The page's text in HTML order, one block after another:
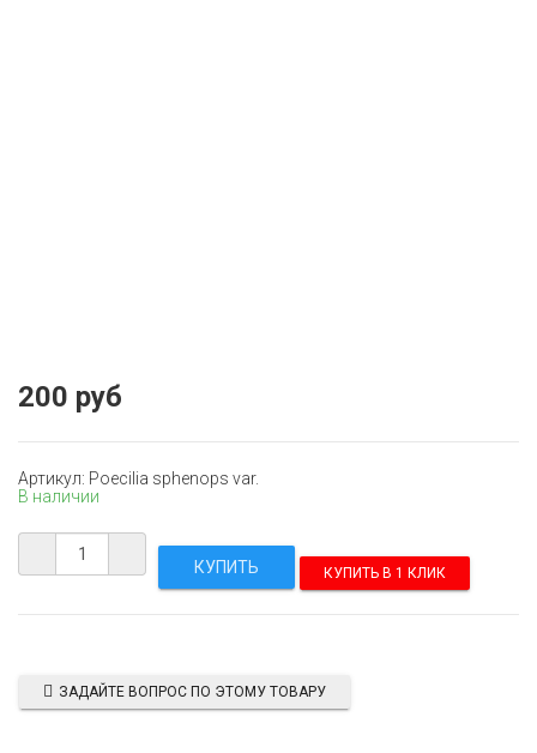
200 руб
Артикул: Poecilia sphenops var.
В наличии
КУПИТЬ В 1 КЛИК
ЗАДАЙТЕ ВОПРОС ПО ЭТОМУ ТОВАРУ